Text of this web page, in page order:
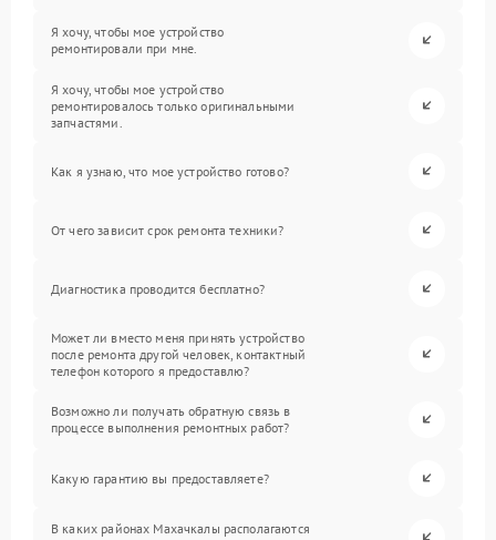
Я хочу, чтобы мое устройство
ремонтировали при мне.
Я хочу, чтобы мое устройство
ремонтировалось только оригинальными
запчастями.
Как я узнаю, что мое устройство готово?
От чего зависит срок ремонта техники?
Диагностика проводится бесплатно?
Может ли вместо меня принять устройство
после ремонта другой человек, контактный
телефон которого я предоставлю?
Возможно ли получать обратную связь в
процессе выполнения ремонтных работ?
Какую гарантию вы предоставляете?
В каких районах Махачкалы располагаются